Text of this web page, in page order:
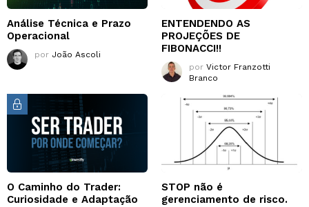
Análise Técnica e Prazo
Operacional
por João Ascoli
ENTENDENDO AS
PROJEÇÕES DE
FIBONACCI!!
por Victor Franzotti
Branco
O Caminho do Trader:
Curiosidade e Adaptação
STOP não é
gerenciamento de risco.